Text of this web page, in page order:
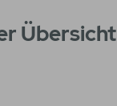
Übersicht